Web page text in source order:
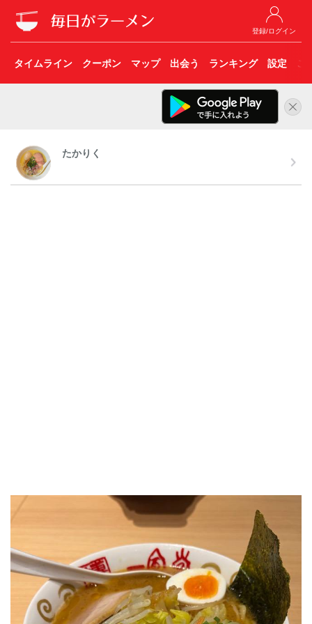
登録/ログイン
タイムライン クーポン マップ 出会う ランキング 設定 こ
たかりく